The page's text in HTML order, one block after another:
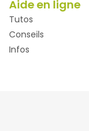
Aide en ligne
Tutos
Conseils
Infos